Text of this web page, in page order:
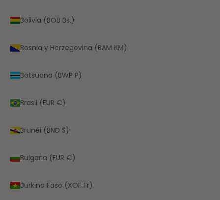
Bolivia (BOB Bs.)
Bosnia y Herzegovina (BAM КМ)
Botsuana (BWP P)
Brasil (EUR €)
Brunéi (BND $)
Bulgaria (EUR €)
Burkina Faso (XOF Fr)